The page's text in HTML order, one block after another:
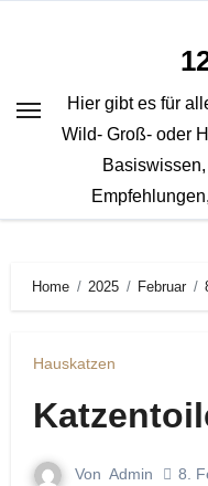
Hier gibt es für
Wild- Groß- oder
Home 2025 Februar
Hauskatzen
Von Admin
8.